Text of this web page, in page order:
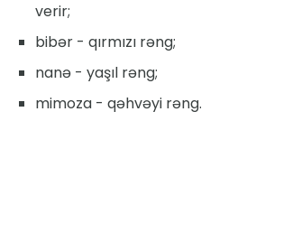
verir;
bibər - qırmızı rəng;
nanə - yaşıl rəng;
mimoza - qəhvəyi rəng.